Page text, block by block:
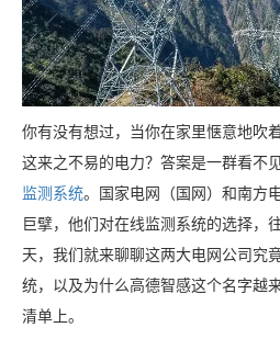
你有没有想过，当你在家里惬意地吹
这来之不易的电力？答案是一群看不
监测系统。国家电网（国网）和南方
巨擘，他们对在线监测系统的选择，
天，我们就来聊聊这两大电网公司究
统，以及为什么高德智感这个名字越
清单上。